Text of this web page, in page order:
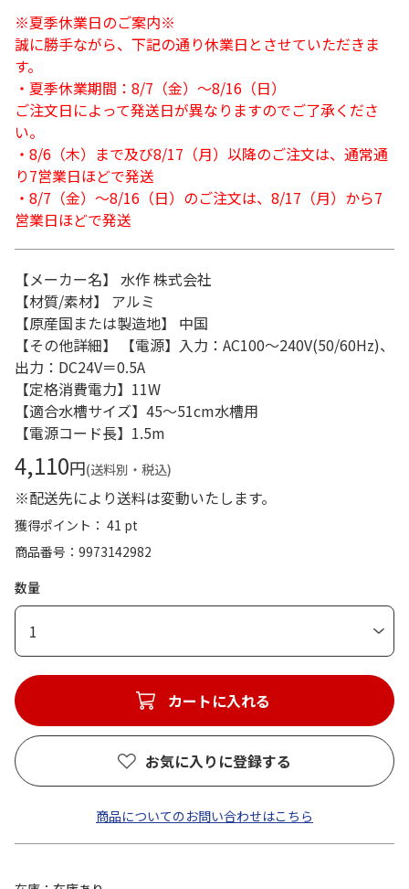
※夏季休業日のご案内※
誠に勝手ながら、下記の通り休業日とさせていただきま
す。
・夏季休業期間：8/7（金）～8/16（日）
ご注文日によって発送日が異なりますのでご了承くださ
い。
・8/6（木）まで及び8/17（月）以降のご注文は、通常通
り7営業日ほどで発送
・8/7（金）～8/16（日）のご注文は、8/17（月）から7
営業日ほどで発送
【メーカー名】 水作 株式会社
【材質/素材】 アルミ
【原産国または製造地】 中国
【その他詳細】 【電源】入力：AC100～240V(50/60Hz)、
出力：DC24V＝0.5A
【定格消費電力】11W
【適合水槽サイズ】45～51cm水槽用
【電源コード長】1.5m
4,110円(送料別・税込)
※配送先により送料は変動いたします。
獲得ポイント： 41 pt
商品番号
9973142982
数量
1
カートに入れる
お気に入りに登録する
商品についてのお問い合わせはこちら